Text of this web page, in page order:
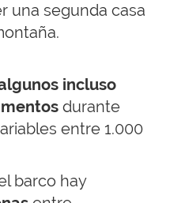
una segunda casa
incluso
durante
entre 1.000
barco hay